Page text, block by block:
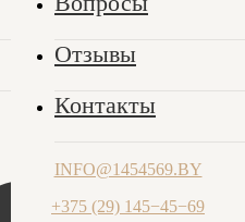
17.00
Отзывы
Контакты
INFO@1454569.BY
+375 (29) 145−45−69